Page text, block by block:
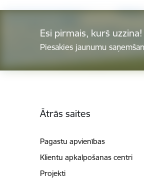
Esi pirmais, kurš uzzina!
Piesakies jaunumu
Ātrās saites
Pagastu apvienības
Klientu apkalpošanas centri
Projekti